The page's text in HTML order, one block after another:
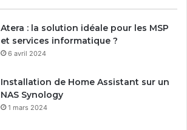
Atera : la solution idéale pour les MSP
et services informatique ?
6 avril 2024
Installation de Home Assistant sur un
NAS Synology
1 mars 2024